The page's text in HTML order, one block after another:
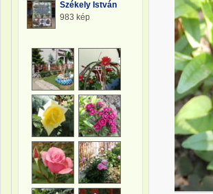
Székely István
983 kép